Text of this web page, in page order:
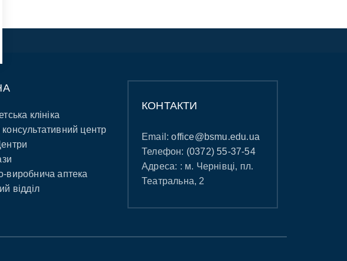
клініка
центр
виробнича аптека
відділ
КОНТАКТИ
Email:office@bsmu.edu.ua
Телефон: (0372) 55-37-54
Адреса: : м. Чернівці, пл.
Театральна, 2